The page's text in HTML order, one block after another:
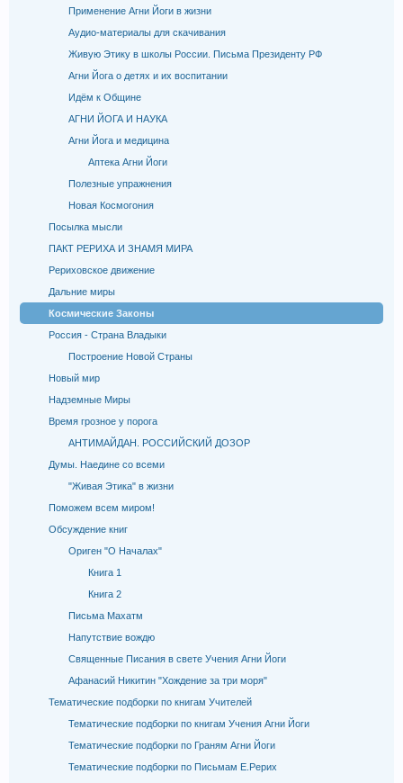
Применение Агни Йоги в жизни
Аудио-материалы для скачивания
Живую Этику в школы России. Письма Президенту РФ
Агни Йога о детях и их воспитании
Идём к Общине
АГНИ ЙОГА И НАУКА
Агни Йога и медицина
Аптека Агни Йоги
Полезные упражнения
Новая Космогония
Посылка мысли
ПАКТ РЕРИХА И ЗНАМЯ МИРА
Рериховское движение
Дальние миры
Космические Законы
Россия - Страна Владыки
Построение Новой Страны
Новый мир
Надземные Миры
Время грозное у порога
АНТИМАЙДАН. РОССИЙСКИЙ ДОЗОР
Думы. Наедине со всеми
"Живая Этика" в жизни
Поможем всем миром!
Обсуждение книг
Ориген "О Началах"
Книга 1
Книга 2
Письма Махатм
Напутствие вождю
Священные Писания в свете Учения Агни Йоги
Афанасий Никитин "Хождение за три моря"
Тематические подборки по книгам Учителей
Тематические подборки по книгам Учения Агни Йоги
Тематические подборки по Граням Агни Йоги
Тематические подборки по Письмам Е.Рерих